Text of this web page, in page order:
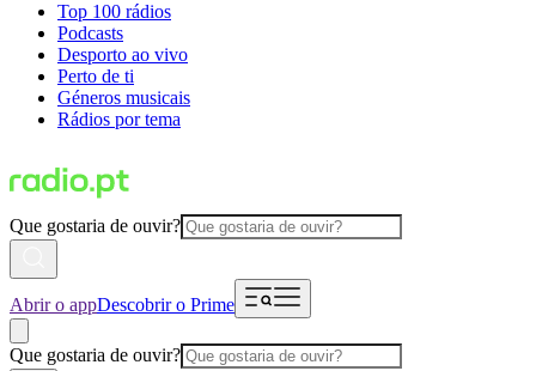
Top 100 rádios
Podcasts
Desporto ao vivo
Perto de ti
Géneros musicais
Rádios por tema
Que gostaria de ouvir?
Abrir o appDescobrir o Prime
Que gostaria de ouvir?